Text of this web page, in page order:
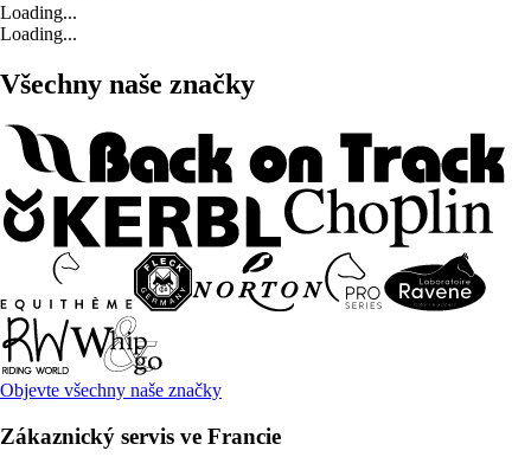
Loading...
Loading...
Všechny naše značky
Objevte všechny naše značky
Zákaznický servis ve Francie